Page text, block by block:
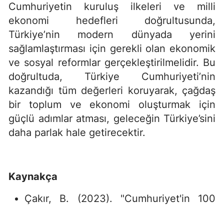
Cumhuriyetin kuruluş ilkeleri ve milli
ekonomi hedefleri doğrultusunda,
Türkiye’nin modern dünyada yerini
sağlamlaştırması için gerekli olan ekonomik
ve sosyal reformlar gerçekleştirilmelidir. Bu
doğrultuda, Türkiye Cumhuriyeti’nin
kazandığı tüm değerleri koruyarak, çağdaş
bir toplum ve ekonomi oluşturmak için
güçlü adımlar atması, geleceğin Türkiye’sini
daha parlak hale getirecektir.
Kaynakça
Çakır, B. (2023). "Cumhuriyet'in 100